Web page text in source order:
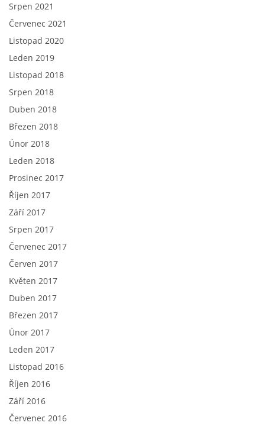
Srpen 2021
Červenec 2021
Listopad 2020
Leden 2019
Listopad 2018
Srpen 2018
Duben 2018
Březen 2018
Únor 2018
Leden 2018
Prosinec 2017
Říjen 2017
Září 2017
Srpen 2017
Červenec 2017
Červen 2017
Květen 2017
Duben 2017
Březen 2017
Únor 2017
Leden 2017
Listopad 2016
Říjen 2016
Září 2016
Červenec 2016